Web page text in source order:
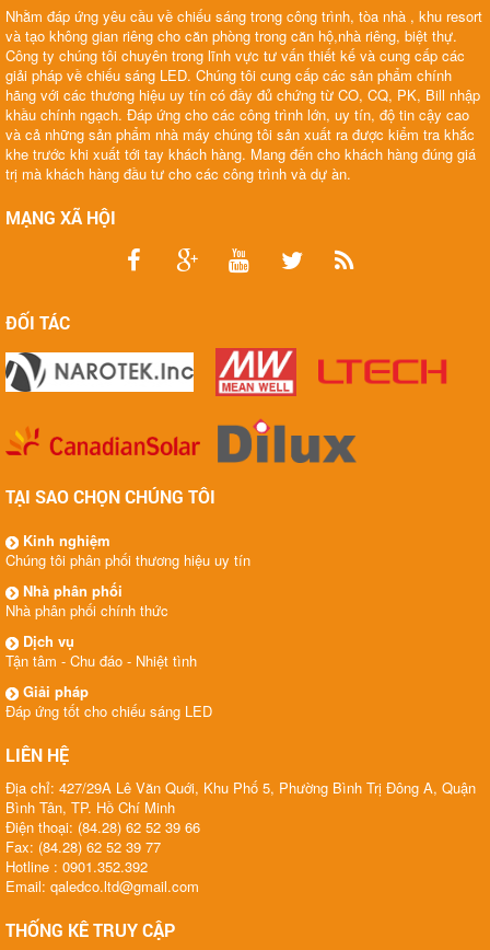
Nhằm đáp ứng yêu cầu về chiếu sáng trong công trình, tòa nhà , khu resort
và tạo không gian riêng cho căn phòng trong căn hộ,nhà riêng, biệt thự.
Công ty chúng tôi chuyên trong lĩnh vực tư vấn thiết kế và cung cấp các
giải pháp về chiếu sáng LED. Chúng tôi cung cấp các sản phẩm chính
hãng với các thương hiệu uy tín có đầy đủ chứng từ CO, CQ, PK, Bill nhập
khầu chính ngạch. Đáp ứng cho các công trình lớn, uy tín, độ tin cậy cao
và cả những sản phẩm nhà máy chúng tôi sản xuất ra được kiểm tra khắc
khe trước khi xuất tới tay khách hàng. Mang đến cho khách hàng đúng giá
trị mà khách hàng đầu tư cho các công trình và dự àn.
MẠNG XÃ HỘI
ĐỐI TÁC
TẠI SAO CHỌN CHÚNG TÔI
Kinh nghiệm
Chúng tôi phân phối thương hiệu uy tín
Nhà phân phối
Nhà phân phối chính thức
Dịch vụ
Tận tâm - Chu đáo - Nhiệt tình
Giải pháp
Đáp ứng tốt cho chiếu sáng LED
LIÊN HỆ
Địa chỉ: 427/29A Lê Văn Quới, Khu Phố 5, Phường Bình Trị Đông A, Quận
Bình Tân, TP. Hồ Chí Minh
Điện thoại: (84.28) 62 52 39 66
Fax: (84.28) 62 52 39 77
Hotline : 0901.352.392
Email: qaledco.ltd@gmail.com
THỐNG KÊ TRUY CẬP